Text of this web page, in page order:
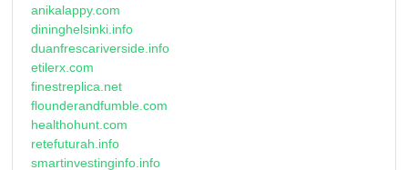
anikalappy.com
dininghelsinki.info
duanfrescariverside.info
etilerx.com
finestreplica.net
flounderandfumble.com
healthohunt.com
retefuturah.info
smartinvestinginfo.info